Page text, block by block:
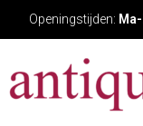
Openingstijden: